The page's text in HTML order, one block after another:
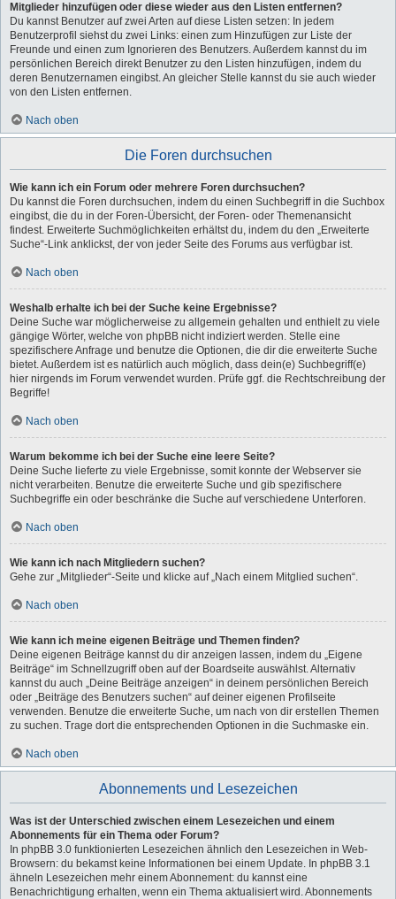
Mitglieder hinzufügen oder diese wieder aus den Listen entfernen?
Du kannst Benutzer auf zwei Arten auf diese Listen setzen: In jedem
Benutzerprofil siehst du zwei Links: einen zum Hinzufügen zur Liste der
Freunde und einen zum Ignorieren des Benutzers. Außerdem kannst du im
persönlichen Bereich direkt Benutzer zu den Listen hinzufügen, indem du
deren Benutzernamen eingibst. An gleicher Stelle kannst du sie auch wieder
von den Listen entfernen.
Nach oben
Die Foren durchsuchen
Wie kann ich ein Forum oder mehrere Foren durchsuchen?
Du kannst die Foren durchsuchen, indem du einen Suchbegriff in die Suchbox
eingibst, die du in der Foren-Übersicht, der Foren- oder Themenansicht
findest. Erweiterte Suchmöglichkeiten erhältst du, indem du den „Erweiterte
Suche“-Link anklickst, der von jeder Seite des Forums aus verfügbar ist.
Nach oben
Weshalb erhalte ich bei der Suche keine Ergebnisse?
Deine Suche war möglicherweise zu allgemein gehalten und enthielt zu viele
gängige Wörter, welche von phpBB nicht indiziert werden. Stelle eine
spezifischere Anfrage und benutze die Optionen, die dir die erweiterte Suche
bietet. Außerdem ist es natürlich auch möglich, dass dein(e) Suchbegriff(e)
hier nirgends im Forum verwendet wurden. Prüfe ggf. die Rechtschreibung der
Begriffe!
Nach oben
Warum bekomme ich bei der Suche eine leere Seite?
Deine Suche lieferte zu viele Ergebnisse, somit konnte der Webserver sie
nicht verarbeiten. Benutze die erweiterte Suche und gib spezifischere
Suchbegriffe ein oder beschränke die Suche auf verschiedene Unterforen.
Nach oben
Wie kann ich nach Mitgliedern suchen?
Gehe zur „Mitglieder“-Seite und klicke auf „Nach einem Mitglied suchen“.
Nach oben
Wie kann ich meine eigenen Beiträge und Themen finden?
Deine eigenen Beiträge kannst du dir anzeigen lassen, indem du „Eigene
Beiträge“ im Schnellzugriff oben auf der Boardseite auswählst. Alternativ
kannst du auch „Deine Beiträge anzeigen“ in deinem persönlichen Bereich
oder „Beiträge des Benutzers suchen“ auf deiner eigenen Profilseite
verwenden. Benutze die erweiterte Suche, um nach von dir erstellen Themen
zu suchen. Trage dort die entsprechenden Optionen in die Suchmaske ein.
Nach oben
Abonnements und Lesezeichen
Was ist der Unterschied zwischen einem Lesezeichen und einem
Abonnements für ein Thema oder Forum?
In phpBB 3.0 funktionierten Lesezeichen ähnlich den Lesezeichen in Web-
Browsern: du bekamst keine Informationen bei einem Update. In phpBB 3.1
ähneln Lesezeichen mehr einem Abonnement: du kannst eine
Benachrichtigung erhalten, wenn ein Thema aktualisiert wird. Abonnements